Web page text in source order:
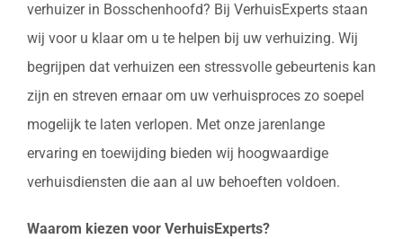
verhuizer in Bosschenhoofd? Bij VerhuisExperts staan
wij voor u klaar om u te helpen bij uw verhuizing. Wij
begrijpen dat verhuizen een stressvolle gebeurtenis kan
zijn en streven ernaar om uw verhuisproces zo soepel
mogelijk te laten verlopen. Met onze jarenlange
ervaring en toewijding bieden wij hoogwaardige
verhuisdiensten die aan al uw behoeften voldoen.
Waarom kiezen voor VerhuisExperts?